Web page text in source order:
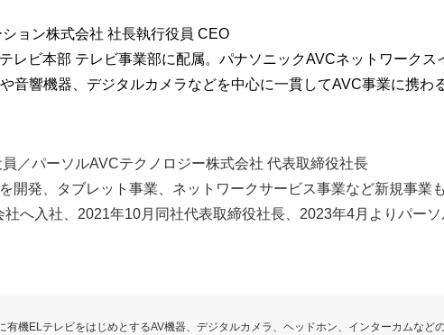
ョン株式会社 社長執行役員 CEO
レビ本部 テレビ事業部に配属。パナソニックAVCネットワークス
音響機器、デジタルカメラなどを中心に一貫してAVC事業に携わる
／パーソルAVCテクノロジー株式会社 代表取締役社長
開発、タブレット事業、ネットワークサービス事業など新規事業
へ入社、2021年10月同社代表取締役社長、2023年4月よりパーソ
有機ELテレビをはじめとするAV機器、デジタルカメラ、ヘッドホン、インターカムなど